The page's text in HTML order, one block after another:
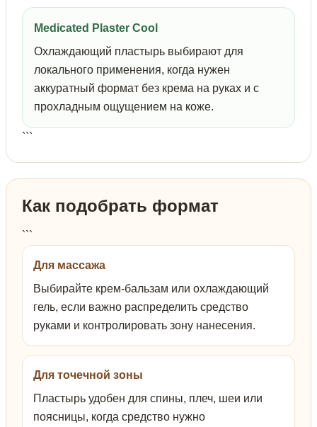
Medicated Plaster Cool
Охлаждающий пластырь выбирают для
локального применения, когда нужен
аккуратный формат без крема на руках и с
прохладным ощущением на коже.
```
Как подобрать формат
```
Для массажа
Выбирайте крем-бальзам или охлаждающий
гель, если важно распределить средство
руками и контролировать зону нанесения.
Для точечной зоны
Пластырь удобен для спины, плеч, шеи или
поясницы, когда средство нужно